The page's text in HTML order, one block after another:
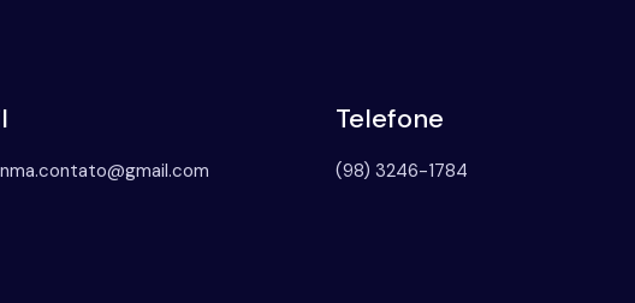
Telefone
(98) 3246-1784